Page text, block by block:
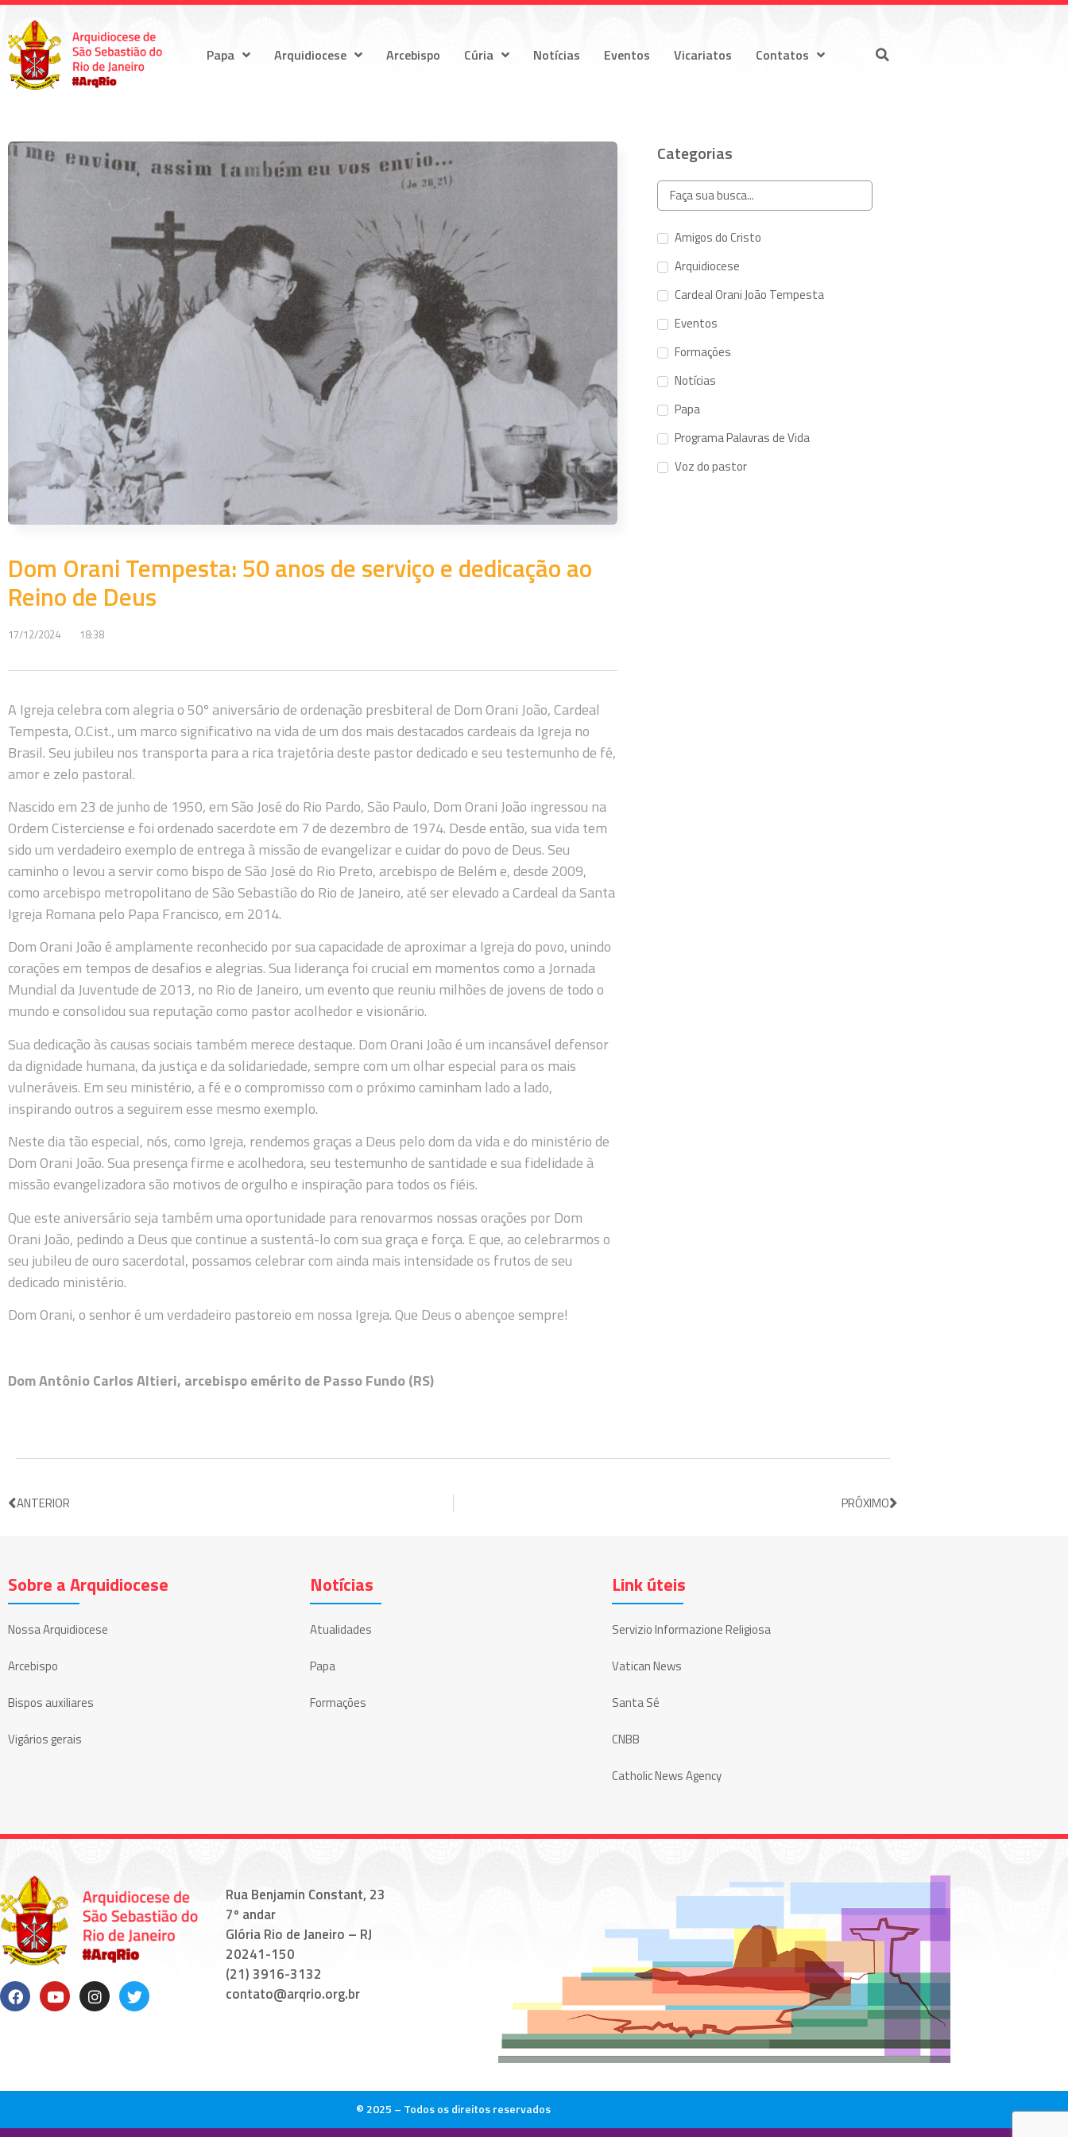
Papa Arquidiocese Arcebispo Cúria Notícias Eventos Vicariatos Contatos
Dom Orani Tempesta: 50 anos de serviço e dedicação ao
Reino de Deus
17/12/2024 18:38
A Igreja celebra com alegria o 50º aniversário de ordenação presbiteral de Dom Orani João, Cardeal
Tempesta, O.Cist., um marco significativo na vida de um dos mais destacados cardeais da Igreja no
Brasil. Seu jubileu nos transporta para a rica trajetória deste pastor dedicado e seu testemunho de fé,
amor e zelo pastoral.
Nascido em 23 de junho de 1950, em São José do Rio Pardo, São Paulo, Dom Orani João ingressou na
Ordem Cisterciense e foi ordenado sacerdote em 7 de dezembro de 1974. Desde então, sua vida tem
sido um verdadeiro exemplo de entrega à missão de evangelizar e cuidar do povo de Deus. Seu
caminho o levou a servir como bispo de São José do Rio Preto, arcebispo de Belém e, desde 2009,
como arcebispo metropolitano de São Sebastião do Rio de Janeiro, até ser elevado a Cardeal da Santa
Igreja Romana pelo Papa Francisco, em 2014.
Dom Orani João é amplamente reconhecido por sua capacidade de aproximar a Igreja do povo, unindo
corações em tempos de desafios e alegrias. Sua liderança foi crucial em momentos como a Jornada
Mundial da Juventude de 2013, no Rio de Janeiro, um evento que reuniu milhões de jovens de todo o
mundo e consolidou sua reputação como pastor acolhedor e visionário.
Sua dedicação às causas sociais também merece destaque. Dom Orani João é um incansável defensor
da dignidade humana, da justiça e da solidariedade, sempre com um olhar especial para os mais
vulneráveis. Em seu ministério, a fé e o compromisso com o próximo caminham lado a lado,
inspirando outros a seguirem esse mesmo exemplo.
Neste dia tão especial, nós, como Igreja, rendemos graças a Deus pelo dom da vida e do ministério de
Dom Orani João. Sua presença firme e acolhedora, seu testemunho de santidade e sua fidelidade à
missão evangelizadora são motivos de orgulho e inspiração para todos os fiéis.
Que este aniversário seja também uma oportunidade para renovarmos nossas orações por Dom
Orani João, pedindo a Deus que continue a sustentá-lo com sua graça e força. E que, ao celebrarmos o
seu jubileu de ouro sacerdotal, possamos celebrar com ainda mais intensidade os frutos de seu
dedicado ministério.
Dom Orani, o senhor é um verdadeiro pastoreio em nossa Igreja. Que Deus o abençoe sempre!
Dom Antônio Carlos Altieri, arcebispo emérito de Passo Fundo (RS)
Categorias
Amigos do Cristo
Arquidiocese
Cardeal Orani João Tempesta
Eventos
Formações
Notícias
Papa
Programa Palavras de Vida
Voz do pastor
ANTERIOR PRÓXIMO
Sobre a Arquidiocese
Nossa Arquidiocese
Arcebispo
Bispos auxiliares
Vigários gerais
Notícias
Atualidades
Papa
Formações
Link úteis
Servizio Informazione Religiosa
Vatican News
Santa Sé
CNBB
Catholic News Agency
Rua Benjamin Constant, 23
7º andar
Glória Rio de Janeiro – RJ
20241-150
(21) 3916-3132
contato@arqrio.org.br
© 2025 – Todos os direitos reservados